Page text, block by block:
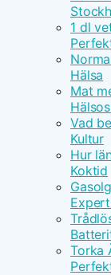
1 dl
Hälsa
Mat
Vad
Kultur
Hur
Koktid
Torka